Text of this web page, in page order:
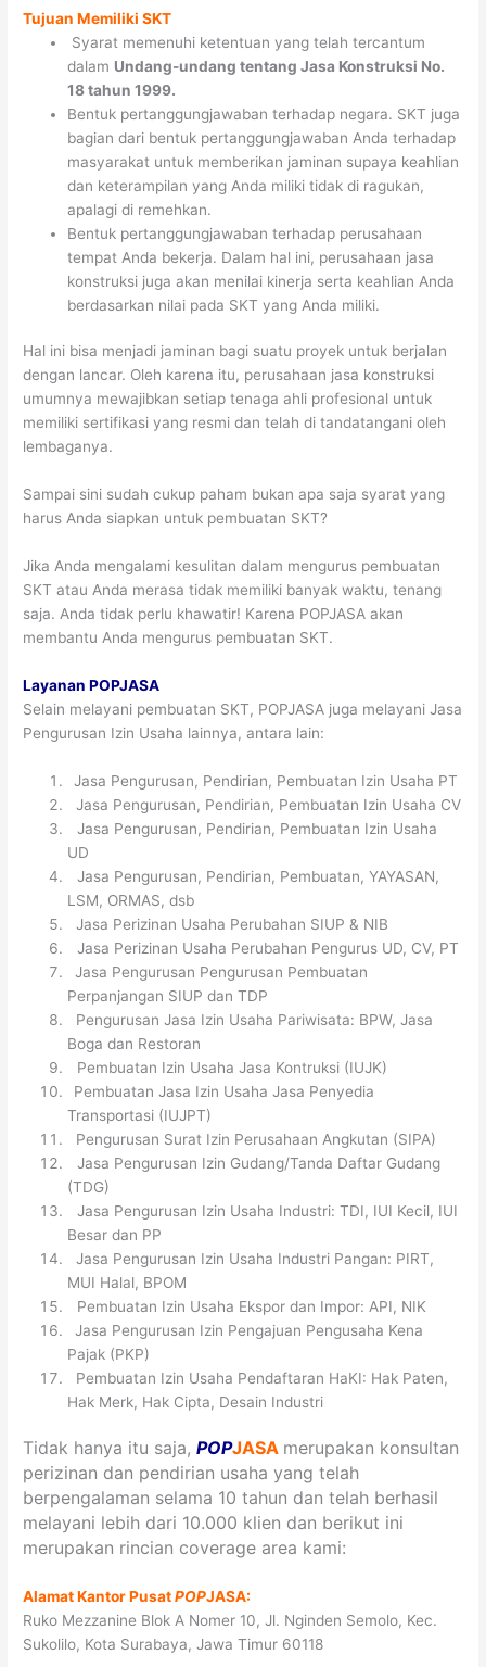
Tujuan Memiliki SKT
Syarat memenuhi ketentuan yang telah tercantum
dalam Undang-undang tentang Jasa Konstruksi No.
18 tahun 1999.
Bentuk pertanggungjawaban terhadap negara. SKT juga
bagian dari bentuk pertanggungjawaban Anda terhadap
masyarakat untuk memberikan jaminan supaya keahlian
dan keterampilan yang Anda miliki tidak di ragukan,
apalagi di remehkan.
Bentuk pertanggungjawaban terhadap perusahaan
tempat Anda bekerja. Dalam hal ini, perusahaan jasa
konstruksi juga akan menilai kinerja serta keahlian Anda
berdasarkan nilai pada SKT yang Anda miliki.
Hal ini bisa menjadi jaminan bagi suatu proyek untuk berjalan
dengan lancar. Oleh karena itu, perusahaan jasa konstruksi
umumnya mewajibkan setiap tenaga ahli profesional untuk
memiliki sertifikasi yang resmi dan telah di tandatangani oleh
lembaganya.
Sampai sini sudah cukup paham bukan apa saja syarat yang
harus Anda siapkan untuk pembuatan SKT?
Jika Anda mengalami kesulitan dalam mengurus pembuatan
SKT atau Anda merasa tidak memiliki banyak waktu, tenang
saja. Anda tidak perlu khawatir! Karena POPJASA akan
membantu Anda mengurus pembuatan SKT.
Layanan POPJASA
Selain melayani pembuatan SKT, POPJASA juga melayani Jasa
Pengurusan Izin Usaha lainnya, antara lain:
1Jasa Pengurusan, Pendirian, Pembuatan Izin Usaha PT
2Jasa Pengurusan, Pendirian, Pembuatan Izin Usaha CV
3Jasa Pengurusan, Pendirian, Pembuatan Izin Usaha
UD
4Jasa Pengurusan, Pendirian, Pembuatan, YAYASAN,
LSM, ORMAS, dsb
5Jasa Perizinan Usaha Perubahan SIUP & NIB
6Jasa Perizinan Usaha Perubahan Pengurus UD, CV, PT
7Jasa Pengurusan Pengurusan Pembuatan
Perpanjangan SIUP dan TDP
Pengurusan Jasa Izin Usaha Pariwisata: BPW, Jasa
Boga dan Restoran
Pembuatan Izin Usaha Jasa Kontruksi (IUJK)
Pembuatan Jasa Izin Usaha Jasa Penyedia
Transportasi (IUJPT)
Pengurusan Surat Izin Perusahaan Angkutan (SIPA)
3Jasa Pengurusan Izin Gudang/Tanda Daftar Gudang
(TDG)
4Jasa Pengurusan Izin Usaha Industri: TDI, IUI Kecil, IUI
Besar dan PP
5Jasa Pengurusan Izin Usaha Industri Pangan: PIRT,
MUI Halal, BPOM
Pembuatan Izin Usaha Ekspor dan Impor: API, NIK
7Jasa Pengurusan Izin Pengajuan Pengusaha Kena
Pajak (PKP)
Pembuatan Izin Usaha Pendaftaran HaKI: Hak Paten,
Hak Merk, Hak Cipta, Desain Industri
Tidak hanya itu saja,POPJASA merupakan konsultan
perizinan dan pendirian usaha yang telah
berpengalaman selama 10 tahun dan telah berhasil
melayani lebih dari 10.000 klien dan berikut ini
merupakan rincian coverage area kami:
Alamat Kantor PusatPOPJASA:
Ruko Mezzanine Blok A Nomer 10, Jl. Nginden Semolo, Kec.
Sukolilo, Kota Surabaya, Jawa Timur 60118